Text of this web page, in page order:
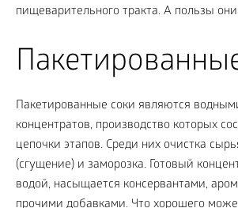
пищеварительного тракта. А пользы
Пакетированные соки являются
концентратов, производство которых
цепочки этапов. Среди них очистка
(сгущение) и заморозка. Готовый
водой, насыщается консервантами,
прочими добавками. Что хорошего